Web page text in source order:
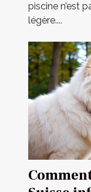
piscine n’est
légère....